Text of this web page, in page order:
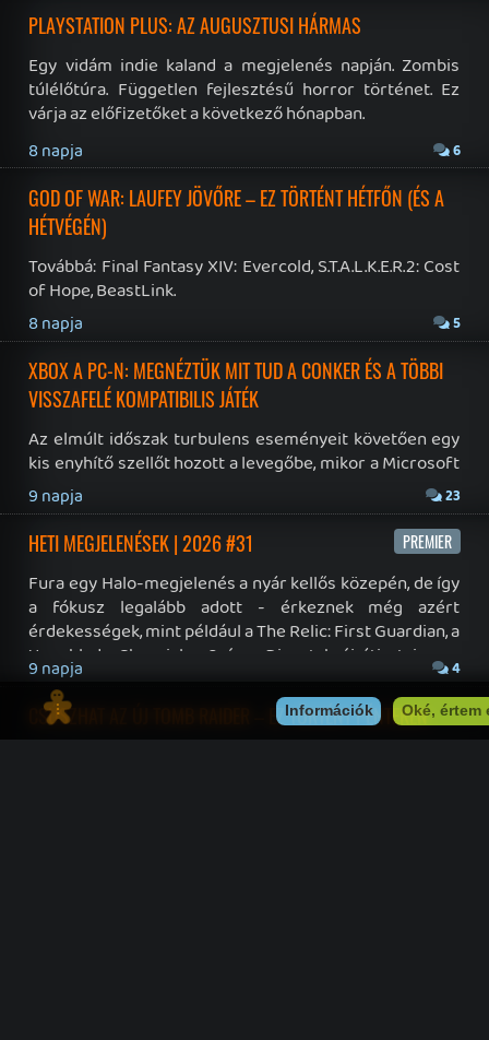
19 éve videójáték minden nap! Copyright 365 Media Kft
Impresszum | Hirdetési ajánlatunk |
Sütik
Hírek | Cikkek | Podcastok Blogok |
Gaming Fórum
Instagram
| Youtube | Facebook |
Twitter | Patreon